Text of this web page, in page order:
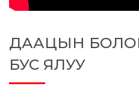
ДААЦЫН
БУС ЯЛУУ